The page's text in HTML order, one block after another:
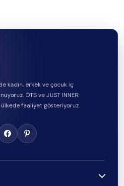
kadın, erkek ve çocuk iç
ÖTS ve JUST INNER
ülkede faaliyet gösteriyoruz.